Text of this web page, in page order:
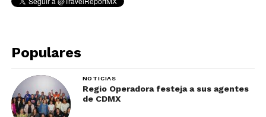
inolvidables celebraciones con
Populares
NOTICIAS
Regio Operadora festeja a sus agentes
de CDMX